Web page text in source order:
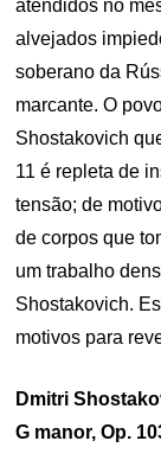
atendidos no
alvejados
soberano da
marcante. O
Shostakovich
11 é repleta de
tensão; de
de corpos que
um trabalho
Shostakovich.
motivos para
Dmitri
G manor, Op.